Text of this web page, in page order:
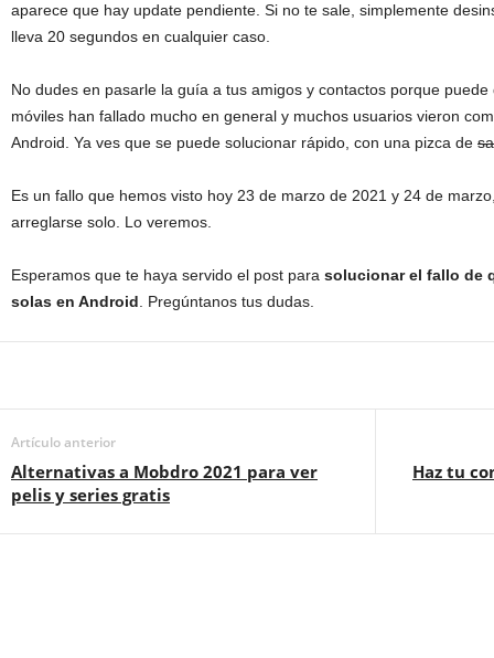
aparece que hay update pendiente. Si no te sale, simplemente
lleva 20 segundos en cualquier caso.
No dudes en pasarle la guía a tus amigos y contactos porque
móviles han fallado mucho en general y muchos usuarios vieron
Android. Ya ves que se puede solucionar rápido, con una pizca de
Es un fallo que hemos visto hoy 23 de marzo de 2021 y 24 de
arreglarse solo. Lo veremos.
Esperamos que te haya servido el post para solucionar el fallo de
solas en Android . Pregúntanos tus dudas.
Artículo anterior
Alternativas a Mobdro 2021 para ver
pelis y series gratis
Haz tu